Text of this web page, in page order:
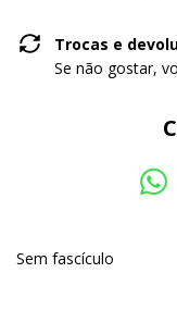
Trocas e
Se não gostar,
Sem fascículo